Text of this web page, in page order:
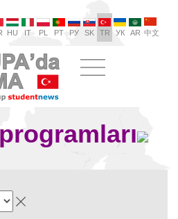
HU IT PL PT РУ SK TR УК AR 中文